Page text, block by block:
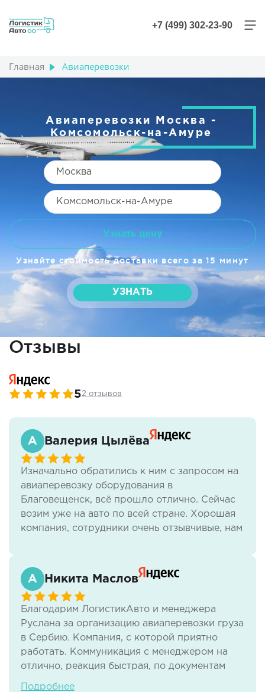
+7 (499) 302-23-90
Главная Авиаперевозки
Авиаперевозки Москва -
Комсомольск-на-Амуре
Узнать цену
Узнайте стоимость доставки всего за 15 минут
УЗНАТЬ
Отзывы
52 отзывов
Валерия Цылёва
Изначально обратились к ним с запросом на
авиаперевозку оборудования в
Благовещенск, всё прошло отлично. Сейчас
возим уже на авто по всей стране. Хорошая
компания, сотрудники очень отзывчивые, нам
Никита Маслов
Благодарим ЛогистикАвто и менеджера
Руслана за организацию авиаперевозки груза
в Сербию. Компания, с которой приятно
работать. Коммуникация с менеджером на
отлично, реакция быстрая, по документам
тоже нет никаких проблем. И самое важное -
Подробнее